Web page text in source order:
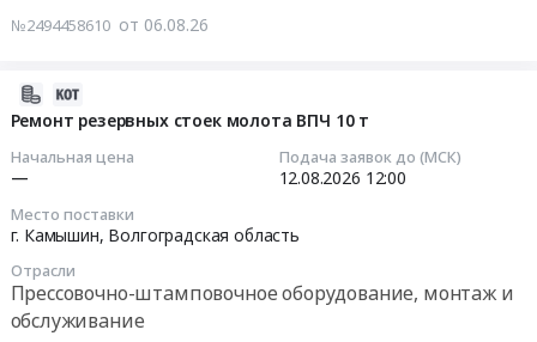
№2494458610 от 06.08.26
Ремонт резервных стоек молота ВПЧ 10 т
Начальная цена
—
Подача заявок до (МСК)
12.08.2026 12:00
Место поставки
г. Камышин, Волгоградская область
Отрасли
Прессовочно-штамповочное оборудование, монтаж и
обслуживание